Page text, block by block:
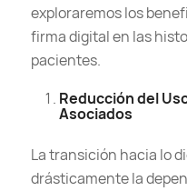
exploraremos los
firma digital en las
pacientes.
Reducción del
Asociados
La transición hacia lo
drásticamente la